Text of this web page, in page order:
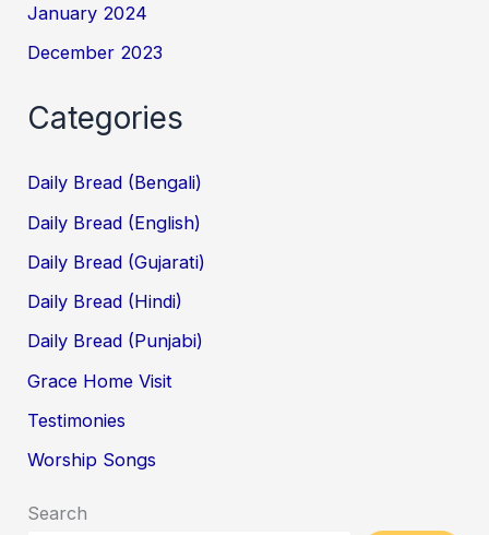
January 2024
December 2023
Categories
Daily Bread (Bengali)
Daily Bread (English)
Daily Bread (Gujarati)
Daily Bread (Hindi)
Daily Bread (Punjabi)
Grace Home Visit
Testimonies
Worship Songs
Search